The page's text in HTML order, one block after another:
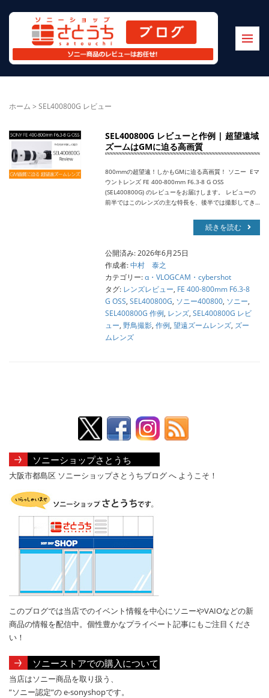
ホーム > SEL400800G レビュー
SEL400800G レビューと作例 | 超望遠域
ズームはGMに迫る高画質
800mmの超望遠！しかもGMに迫る高画質！ ソニー Eマ
ウントレンズ FE 400-800mm F6.3-8 G OSS
(SEL400800G) のレビューをお届けします。 レビューの
前半ではこのレンズの主な特長を、後半では撮影してき…
続きを読む
公開済み: 2026年6月25日
作成者:中村 泰之
カテゴリー:α・VLOGCAM・cybershot
タグ: レンズレビュー, FE 400-800mm F6.3-8
G OSS, SEL400800G, ソニー400800, ソニー,
SEL400800G 作例, レンズ, SEL400800G レビ
ュー, 野鳥撮影, 作例, 望遠ズームレンズ, ズー
ムレンズ
ソニーショップさとうち
大阪市都島区 ソニーショップさとうちブログ へ ようこそ！
このブログでは当店でのイベント情報を中心にソニーやVAIOなどの新
商品の情報を配信中。個性豊かなプライベート記事にもご注目くださ
い！
ソニーストアでの購入について
当店はソニー商品を取り扱う、
”ソニー認定”の e-sonyshopです。